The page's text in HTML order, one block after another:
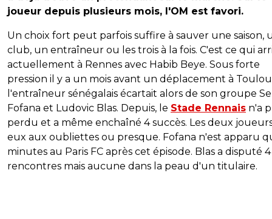
joueur depuis plusieurs mois, l'OM est favori.
Un choix fort peut parfois suffire à sauver une saison,
club, un entraîneur ou les trois à la fois. C'est ce qui
actuellement à Rennes avec Habib Beye. Sous forte
pression il y a un mois avant un déplacement à
l'entraîneur sénégalais écartait alors de son groupe
Fofana et Ludovic Blas. Depuis, le Stade Rennais n'a
perdu et a même enchaîné 4 succès. Les deux
eux aux oubliettes ou presque. Fofana n'est apparu
minutes au Paris FC après cet épisode. Blas a disputé 4
rencontres mais aucune dans la peau d'un titulaire.